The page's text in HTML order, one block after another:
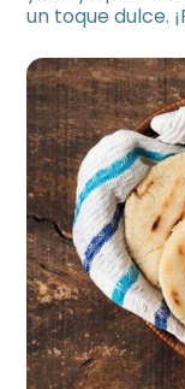
un toque dulce.